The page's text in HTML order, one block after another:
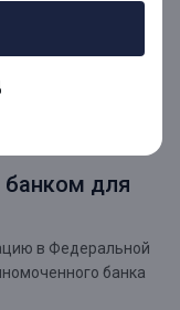
наших офисов
для
в Федеральной
банка